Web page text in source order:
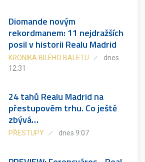
Diomande novým
rekordmanem: 11 nejdražších
posil v historii Realu Madrid
KRONIKA BILÉHO BALETU
dnes
12:31
24 tahů Realu Madrid na
přestupovém trhu. Co ještě
zbývá…
PŘESTUPY dnes 9:07